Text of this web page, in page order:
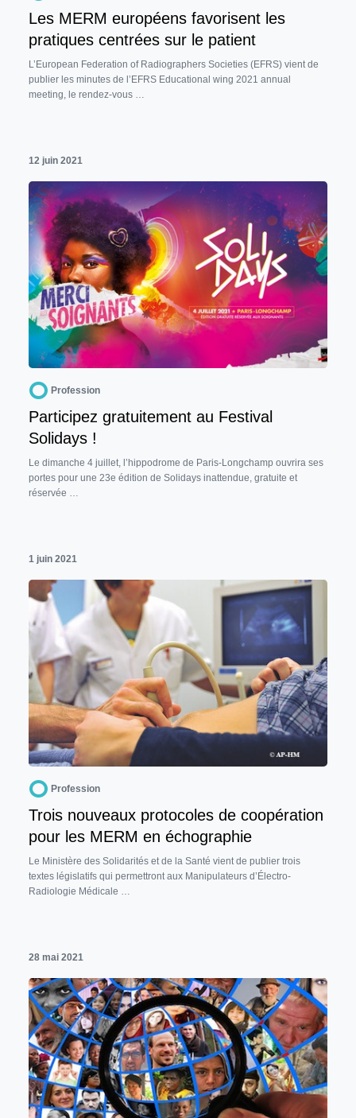
Les MERM européens favorisent les
pratiques centrées sur le patient
L’European Federation of Radiographers Societies (EFRS) vient de
publier les minutes de l’EFRS Educational wing 2021 annual
meeting, le rendez-vous …
12 juin 2021
Profession
Participez gratuitement au Festival
Solidays !
Le dimanche 4 juillet, l’hippodrome de Paris-Longchamp ouvrira ses
portes pour une 23e édition de Solidays inattendue, gratuite et
réservée …
1 juin 2021
Profession
Trois nouveaux protocoles de coopération
pour les MERM en échographie
Le Ministère des Solidarités et de la Santé vient de publier trois
textes législatifs qui permettront aux Manipulateurs d’Électro-
Radiologie Médicale …
28 mai 2021